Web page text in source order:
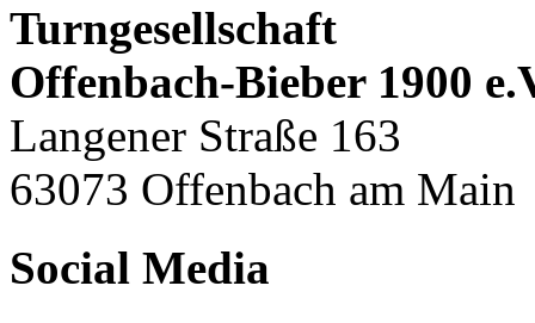
Turngesellschaft
Offenbach-Bieber 1900
Langener Straße 163
63073 Offenbach am Main
Social Media